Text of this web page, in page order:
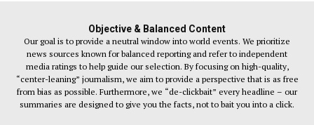
Objective & Balanced Content
Our goal is to provide a neutral window into world events. We prioritize
news sources known for balanced reporting and refer to independent
media ratings to help guide our selection. By focusing on high-quality,
“center-leaning” journalism, we aim to provide a perspective that is as free
from bias as possible. Furthermore, we “de-clickbait” every headline – our
summaries are designed to give you the facts, not to bait you into a click.